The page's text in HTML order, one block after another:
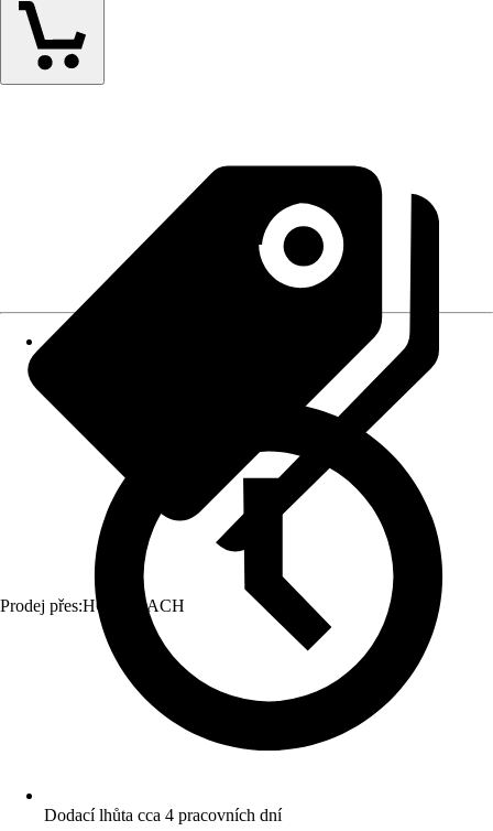
Prodej přes:HORNBACH
Dodací lhůta cca 4 pracovních dní